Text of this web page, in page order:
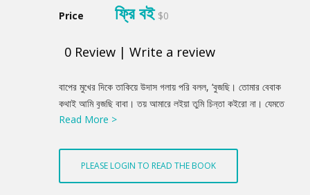
Price ফ্রি বই $0
0 Review | Write a review
Product
Summery
বাপের মুখের দিকে তাকিয়ে উদাস গলায় পরি বলল, ‘বুজছি। তোমার বেবাক
কথাই আমি বুজছি বাবা। তয় আমারে লইয়া তুমি চিন্তা কইরো না। যেমতে
যেমতে চিন্তা করছ ঠিক অমতে কইরা তিন মাইয়ারে বিয়া দিও। আমার
তিন মাইয়ার বিয়া দেওনের পর তুমি আর মায় যহন বুড়া হইবা, তহন আমি তোমগ
দুইজনরে রুজি কইরা খাওয়ামু। এই পোড়া মুখ দেহাইয়া আমি একলা একলা
ভিক্কা করুম। হারাদিন ভিক্কা কইরা তোমগ দুইজনের লেইগা চাইল-মাছ-
Read More >
PLEASE LOGIN TO READ THE BOOK